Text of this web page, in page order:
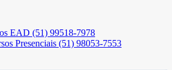
EAD (51) 99518-7978
Presenciais (51) 98053-7553